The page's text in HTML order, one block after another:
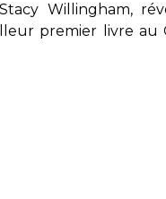
Willingham,
premier livre au